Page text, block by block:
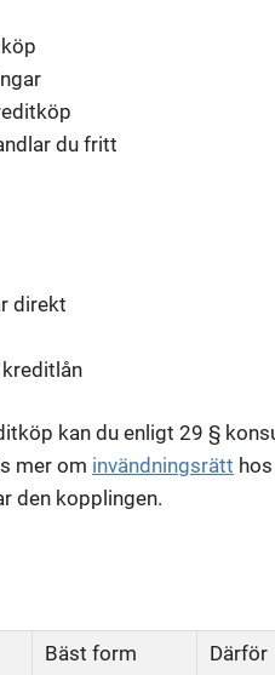
du fritt
direkt
kreditlån
kan du enligt 29 §
mer om invändningsrätt
den kopplingen.
Bäst form Därför